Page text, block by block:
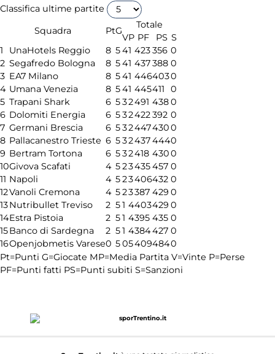
Classifica ultime partite
Squadra
PtG
Totale
VP PF PS S
1
UnaHotels Reggio 8 541 423356 0
2 Segafredo Bologna 8 541 437388 0
3 EA7 Milano 8 541 4464030
4 Umana Venezia 8 541 445411
0
5 Trapani Shark 6 532491 4380
6 Dolomiti Energia 6 532422392 0
7 Germani Brescia 6 5324474300
8 Pallacanestro Trieste 6 5324374440
9 Bertram Tortona 6 532418 4300
10Givova Scafati 4 523435457 0
11 Napoli 4 523406432 0
12Vanoli Cremona 4 523387 429 0
13Nutribullet Treviso 2 51 4403429 0
14Estra Pistoia 2 51 4395 435 0
15Banco di Sardegna 2 51 4384427 0
16Openjobmetis Varese0 5054094840
Pt=Punti G=Giocate MP=Media Partita V=Vinte P=Perse
PF=Punti fatti PS=Punti subiti S=Sanzioni